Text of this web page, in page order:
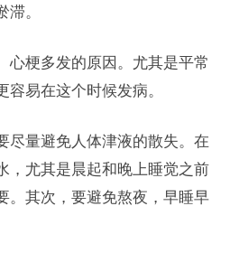
滞。
心梗多发的原因。尤其是平常
易在这个时候发病。
尽量避免人体津液的散失。在
，尤其是晨起和晚上睡觉之前
。其次，要避免熬夜，早睡早